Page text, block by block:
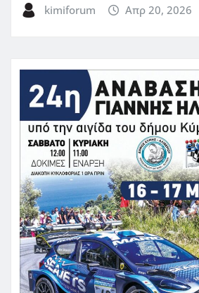
kimiforum Απρ 20, 2026